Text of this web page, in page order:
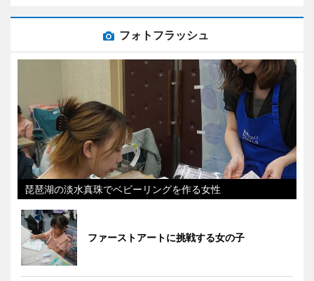
フォトフラッシュ
琵琶湖の淡水真珠でベビーリングを作る女性
ファーストアートに挑戦する女の子